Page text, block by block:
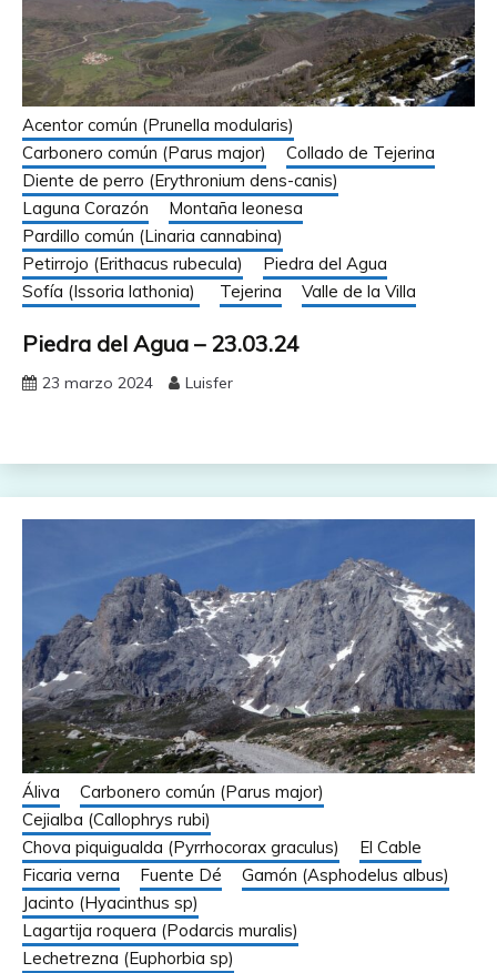
Acentor común (Prunella modularis)
Carbonero común (Parus major)
Collado de Tejerina
Diente de perro (Erythronium dens-canis)
Laguna Corazón
Montaña leonesa
Pardillo común (Linaria cannabina)
Petirrojo (Erithacus rubecula)
Piedra del Agua
Sofía (Issoria lathonia)
Tejerina Valle de la Villa
Piedra del Agua – 23.03.24
23 marzo 2024 Luisfer
Áliva
Carbonero común (Parus major)
Cejialba (Callophrys rubi)
Chova piquigualda (Pyrrhocorax graculus)
El Cable
Ficaria verna
Fuente Dé
Gamón (Asphodelus albus)
Jacinto (Hyacinthus sp)
Lagartija roquera (Podarcis muralis)
Lechetrezna (Euphorbia sp)